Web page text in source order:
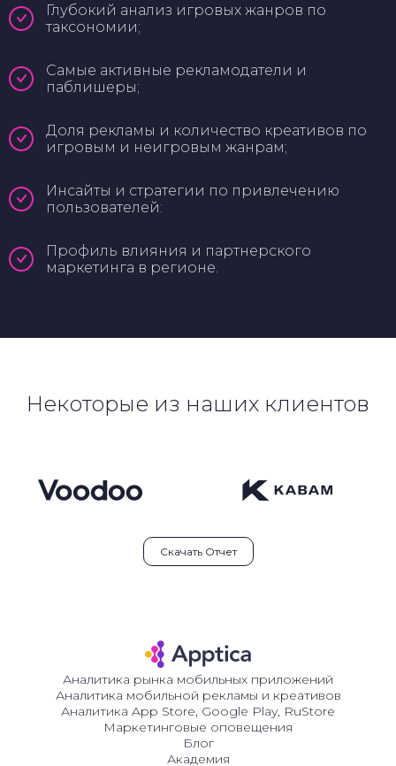
Глубокий анализ игровых жанров по
таксономии;
Самые активные рекламодатели и
паблишеры;
Доля рекламы и количество креативов по
игровым и неигровым жанрам;
Инсайты и стратегии по привлечению
пользователей:
Профиль влияния и партнерского
маркетинга в регионе.
Некоторые из наших клиентов
Скачать Отчет
Аналитика рынка мобильных приложений
Аналитика мобильной рекламы и креативов
Аналитика App Store, Google Play, RuStore
Маркетинговые оповещения
Блог
Академия